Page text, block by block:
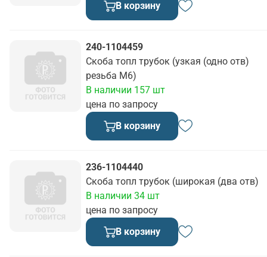
В корзину
240-1104459
Скоба топл трубок (узкая (одно отв)
резьба М6)
цена по запросу
В наличии 157 шт
В корзину
236-1104440
Скоба топл трубок (широкая (два отв)
цена по запросу
В наличии 34 шт
В корзину